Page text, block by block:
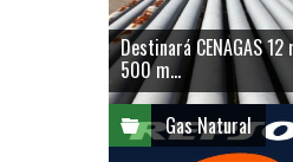
Destinará CENAGAS 12
500 m...
Gas Natural